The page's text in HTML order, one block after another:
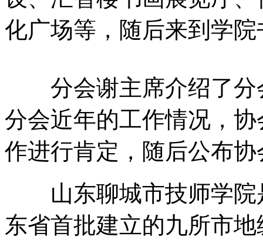
化广场等，随后来到学
分会谢主席介绍了分
分会近年的工作情况，
作进行肯定，随后公布
山东聊城市技师学院
东省首批建立的九所市